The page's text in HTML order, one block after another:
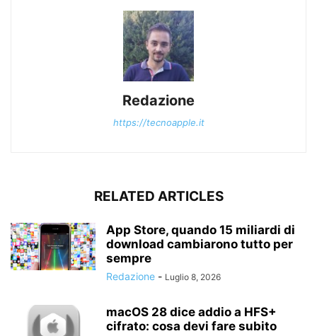
Redazione
https://tecnoapple.it
RELATED ARTICLES
App Store, quando 15 miliardi di
download cambiarono tutto per
sempre
Redazione - Luglio 8, 2026
macOS 28 dice addio a HFS+
cifrato: cosa devi fare subito